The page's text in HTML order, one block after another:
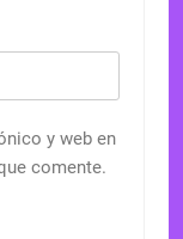
y web en
comente.